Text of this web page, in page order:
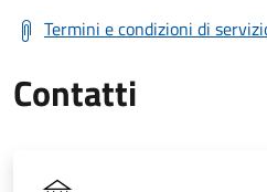
Termini e condizioni di
Contatti